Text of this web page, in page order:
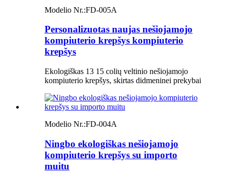
Modelio Nr.:FD-005A
Personalizuotas naujas nešiojamojo
kompiuterio krepšys kompiuterio
krepšys
Ekologiškas 13 15 colių veltinio nešiojamojo
kompiuterio krepšys, skirtas didmeninei prekybai
Modelio Nr.:FD-004A
Ningbo ekologiškas nešiojamojo
kompiuterio krepšys su importo
muitu